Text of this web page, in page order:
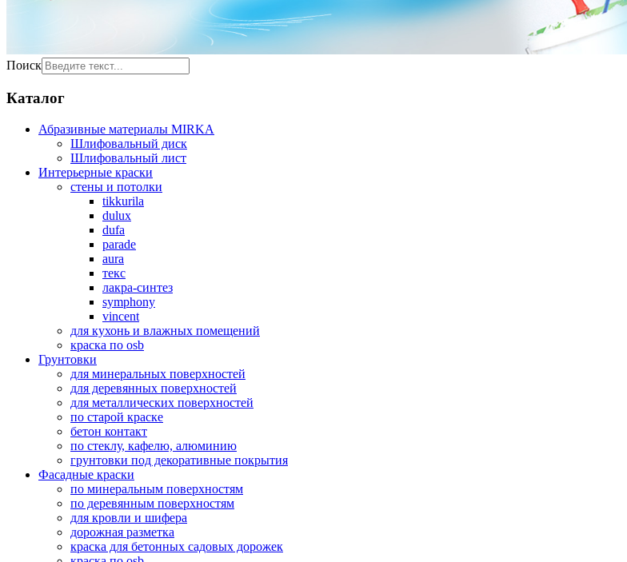
Поиск
Каталог
Абразивные материалы MIRKA
Шлифовальный диск
Шлифовальный лист
Интерьерные краски
стены и потолки
tikkurila
dulux
dufa
parade
aura
текс
лакра-синтез
symphony
vincent
для кухонь и влажных помещений
краска по osb
Грунтовки
для минеральных поверхностей
для деревянных поверхностей
для металлических поверхностей
по старой краске
бетон контакт
по стеклу, кафелю, алюминию
грунтовки под декоративные покрытия
Фасадные краски
по минеральным поверхностям
по деревянным поверхностям
для кровли и шифера
дорожная разметка
краска для бетонных садовых дорожек